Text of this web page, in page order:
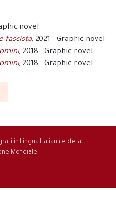
novel
fascista, 2021 - Graphic novel
, 2018 - Graphic novel
, 2018 - Graphic novel
in Lingua Italiana e della
Mondiale